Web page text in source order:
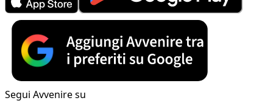
Segui Avvenire su